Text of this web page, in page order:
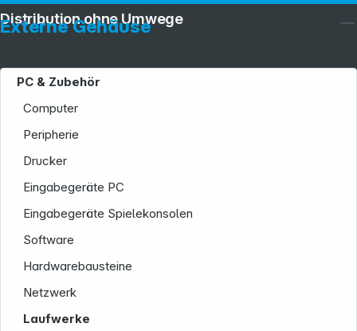
Externe Gehäuse
PC & Zubehör
Computer
Peripherie
Drucker
Eingabegeräte PC
Eingabegeräte Spielekonsolen
Software
Hardwarebausteine
Netzwerk
Laufwerke
Distribution ohne Umwege